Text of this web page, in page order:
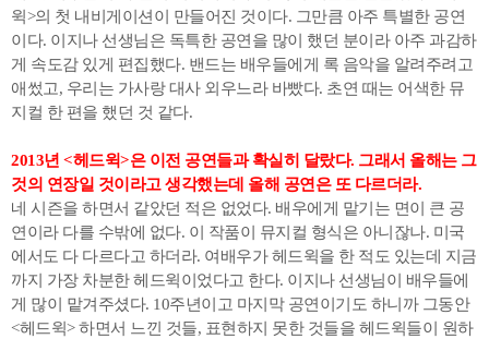
윅>의 첫 내비게이션이 만들어진 것이다. 그만큼 아주 특별한 공연
이다. 이지나 선생님은 독특한 공연을 많이 했던 분이라 아주 과감하
게 속도감 있게 편집했다. 밴드는 배우들에게 록 음악을 알려주려고
애썼고, 우리는 가사랑 대사 외우느라 바빴다. 초연 때는 어색한 뮤
지컬 한 편을 했던 것 같다.
2013년 <헤드윅>은 이전 공연들과 확실히 달랐다. 그래서 올해는 그
것의 연장일 것이라고 생각했는데 올해 공연은 또 다르더라.
네 시즌을 하면서 같았던 적은 없었다. 배우에게 맡기는 면이 큰 공
연이라 다를 수밖에 없다. 이 작품이 뮤지컬 형식은 아니잖나. 미국
에서도 다 다르다고 하더라. 여배우가 헤드윅을 한 적도 있는데 지금
까지 가장 차분한 헤드윅이었다고 한다. 이지나 선생님이 배우들에
게 많이 맡겨주셨다. 10주년이고 마지막 공연이기도 하니까 그동안
<헤드윅> 하면서 느낀 것들, 표현하지 못한 것들을 헤드윅들이 원하